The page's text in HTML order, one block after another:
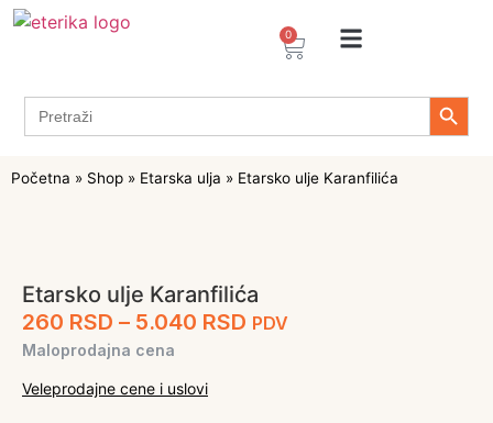
0
Search
for:
Search
Početna » Shop » Etarska ulja » Etarsko ulje Karanfilića
Etarsko ulje Karanfilića
260 RSD – 5.040 RSD PDV
Maloprodajna cena
Veleprodajne cene i uslovi